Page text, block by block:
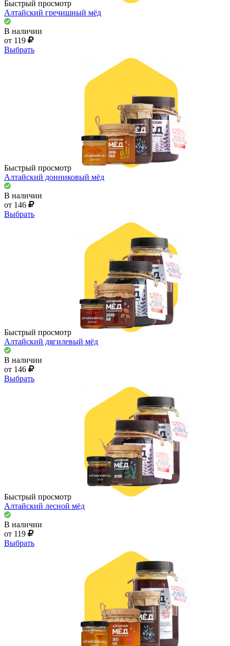
Быстрый просмотр
Алтайский гречишный мёд
В наличии
от 119
Выбрать
Быстрый просмотр
Алтайский донниковый мёд
В наличии
от 146
Выбрать
Быстрый просмотр
Алтайский дягилевый мёд
В наличии
от 146
Выбрать
Быстрый просмотр
Алтайский лесной мёд
В наличии
от 119
Выбрать